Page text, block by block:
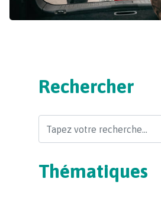
Rechercher
Thématiques